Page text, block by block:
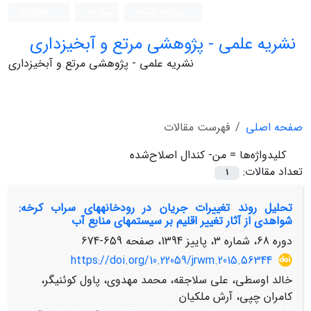
نشریه علمی - پژوهشی مرتع و آبخیزداری
نشریه علمی - پژوهشی مرتع و آبخیزداری
صفحه اصلی
فهرست مقالات
کلیدواژه‌ها = من‌- کندال اصلاح‌شده
تعداد مقالات:
1
تحلیل روند تغییرات جریان در رودخانه‏های سراب کرخه:
شواهدی از آثار تغییر اقلیم بر سیستم‏های منابع آب
دوره 68، شماره 3، پاییز 1394، صفحه
659-674
https://doi.org/10.22059/jrwm.2015.56344
خالد اوسطی، علی سلاجقه، محمد مهدوی، پاول کوئنیگر،
کامران چپی، آرش ملکیان